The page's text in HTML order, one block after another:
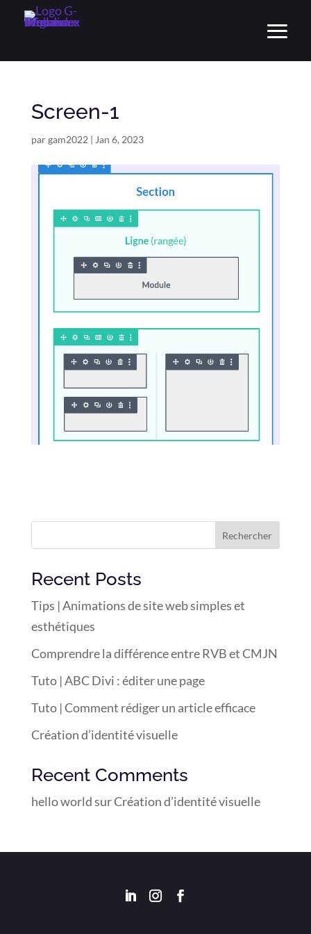
Screen-1
pargam2022 | Jan 6, 2023
Rechercher
Recent Posts
Tips | Animations de site web simples et
esthétiques
Comprendre la différence entre RVB et CMJN
Tuto | ABC Divi : éditer une page
Tuto | Comment rédiger un article efficace
Création d’identité visuelle
Recent Comments
hello worldsurCréation d’identité visuelle